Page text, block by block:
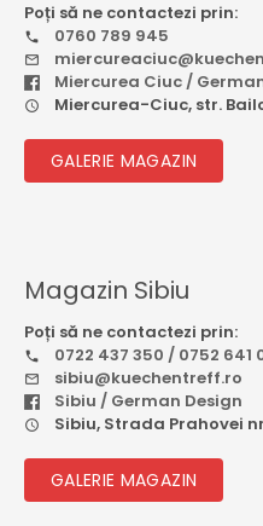
Poți să ne contactezi prin:
0760 789 945
Miercurea Ciuc /
Miercurea-Ciuc, str.
GALERIE MAGAZIN
Magazin Sibiu
Poți să ne contactezi prin:
0722 437 350 / 0752 641
sibiu@kuechentreff.ro
Sibiu / German Design
Sibiu, Strada Prahovei
GALERIE MAGAZIN